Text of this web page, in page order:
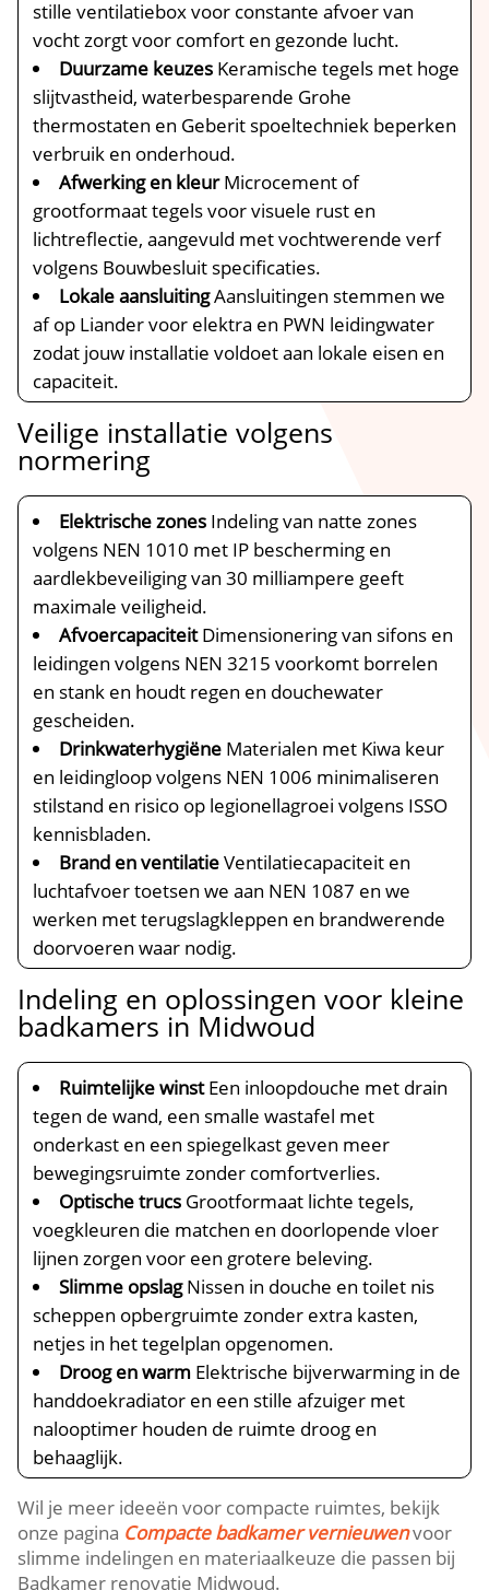
stille ventilatiebox voor constante afvoer van
vocht zorgt voor comfort en gezonde lucht.​
Duurzame keuzes Keramische tegels met hoge
slijtvastheid, waterbesparende Grohe
thermostaten en Geberit spoeltechniek beperken
verbruik en onderhoud.​
Afwerking en kleurMicrocement of
grootformaat tegels voor visuele rust en
lichtreflectie, aangevuld met vochtwerende verf
volgens Bouwbesluit specificaties.​
Lokale aansluitingAansluitingen stemmen we
af op Liander voor elektra en PWN leidingwater
zodat jouw installatie voldoet aan lokale eisen en
capaciteit.​
Veilige installatie volgens
normering
Elektrische zones Indeling van natte zones
volgens NEN 1010 met IP bescherming en
aardlekbeveiliging van 30 milliampere geeft
maximale veiligheid.​
AfvoercapaciteitDimensionering van sifons en
leidingen volgens NEN 3215 voorkomt borrelen
en stank en houdt regen en douchewater
gescheiden.​
Drinkwaterhygiëne Materialen met Kiwa keur
en leidingloop volgens NEN 1006 minimaliseren
stilstand en risico op legionellagroei volgens ISSO
kennisbladen.​
Brand en ventilatieVentilatiecapaciteit en
luchtafvoer toetsen we aan NEN 1087 en we
werken met terugslagkleppen en brandwerende
doorvoeren waar nodig.​
Indeling en oplossingen voor kleine
badkamers in Midwoud
Ruimtelijke winstEen inloopdouche met drain
tegen de wand, een smalle wastafel met
onderkast en een spiegelkast geven meer
bewegingsruimte zonder comfortverlies.​
Optische trucs Grootformaat lichte tegels,
voegkleuren die matchen en doorlopende vloer
lijnen zorgen voor een grotere beleving.​
Slimme opslagNissen in douche en toilet nis
scheppen opbergruimte zonder extra kasten,
netjes in het tegelplan opgenomen.​
Droog en warm Elektrische bijverwarming in de
handdoekradiator en een stille afzuiger met
nalooptimer houden de ruimte droog en
behaaglijk.​
Wil je meer ideeën voor compacte ruimtes, bekijk
onze pagina Compacte badkamer vernieuwenvoor
slimme indelingen en materiaalkeuze die passen bij
Badkamer renovatie Midwoud.​